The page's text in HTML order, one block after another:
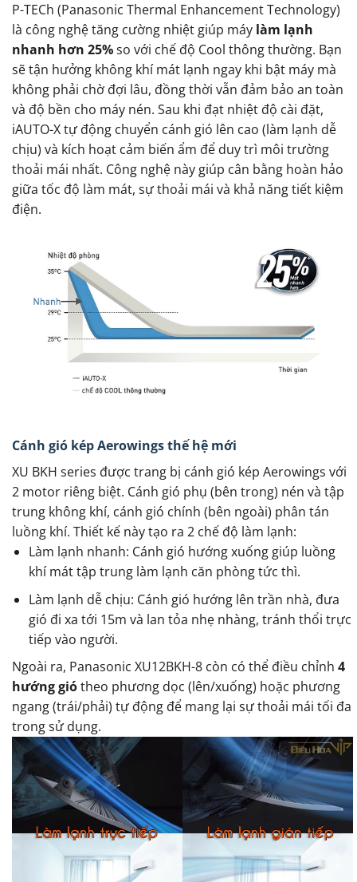
P-TECh (Panasonic Thermal Enhancement Technology)
là công nghệ tăng cường nhiệt giúp máy làm lạnh
nhanh hơn 25%so với chế độ Cool thông thường. Bạn
sẽ tận hưởng không khí mát lạnh ngay khi bật máy mà
không phải chờ đợi lâu, đồng thời vẫn đảm bảo an toàn
và độ bền cho máy nén. Sau khi đạt nhiệt độ cài đặt,
iAUTO-X tự động chuyển cánh gió lên cao (làm lạnh dễ
chịu) và kích hoạt cảm biến ẩm để duy trì môi trường
thoải mái nhất. Công nghệ này giúp cân bằng hoàn hảo
giữa tốc độ làm mát, sự thoải mái và khả năng tiết kiệm
điện.
Cánh gió kép Aerowings thế hệ mới
XU BKH series được trang bị cánh gió kép Aerowings với
2 motor riêng biệt. Cánh gió phụ (bên trong) nén và tập
trung không khí, cánh gió chính (bên ngoài) phân tán
luồng khí. Thiết kế này tạo ra 2 chế độ làm lạnh:
Làm lạnh nhanh: Cánh gió hướng xuống giúp luồng
khí mát tập trung làm lạnh căn phòng tức thì.
Làm lạnh dễ chịu: Cánh gió hướng lên trần nhà, đưa
gió đi xa tới 15m và lan tỏa nhẹ nhàng, tránh thổi trực
tiếp vào người.
Ngoài ra, Panasonic XU12BKH-8 còn có thể điều chỉnh 4
hướng giótheo phương dọc (lên/xuống) hoặc phương
ngang (trái/phải) tự động để mang lại sự thoải mái tối đa
trong sử dụng.